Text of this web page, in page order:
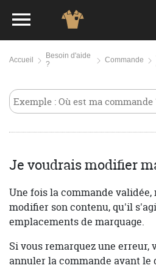
Accueil
Besoin d'aide
?
Commande
Je voudrais modifier
Une fois la commande validée,
modifier son contenu, qu'il
emplacements de marquage.
Si vous remarquez une erreur,
annuler la commande avant